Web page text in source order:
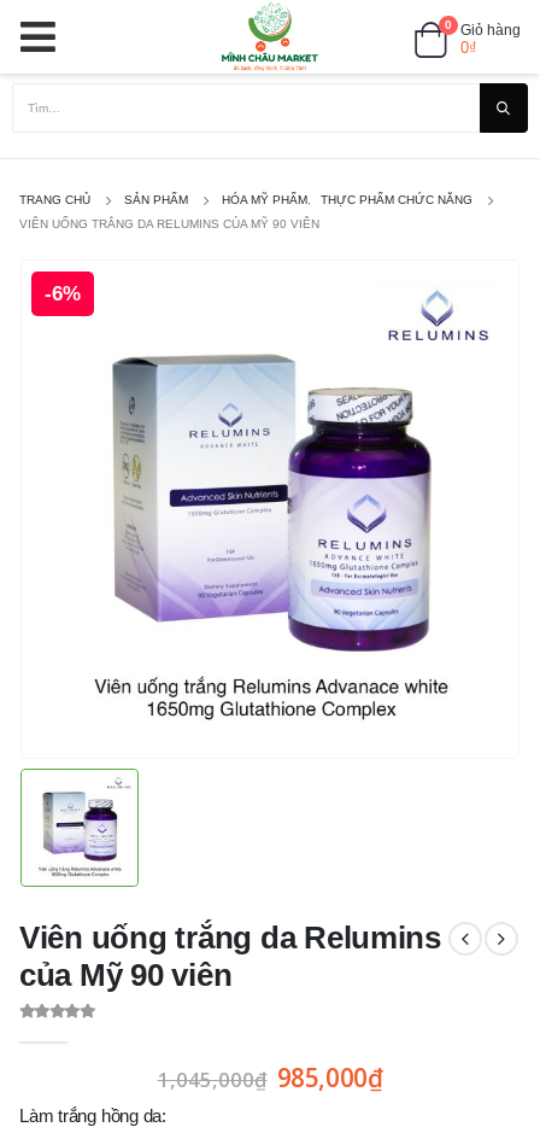
0 Giỏ hàng
0₫
TRANG CHỦ SẢN PHẨM HÓA MỸ PHẨM
THỰC PHẨM CHỨC NĂNG
VIÊN UỐNG TRẮNG DA RELUMINS CỦA MỸ 90 VIÊN
-6%
Viên uống trắng da Relumins
của Mỹ 90 viên
1,045,000₫ 985,000₫
Làm trắng hồng da: